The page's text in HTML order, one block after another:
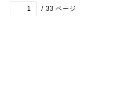
/ 33 ページ